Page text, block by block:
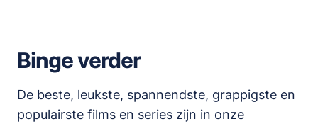
Binge verder
De beste, leukste, spannendste, grappigste en
populairste films en series zijn in onze